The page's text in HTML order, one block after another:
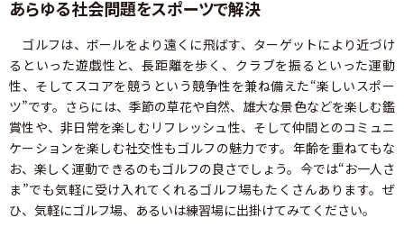
あらゆる社会問題をスポーツで解決
ゴルフは、ボールをより遠くに飛ばす、ターゲットにより近づけ
るといった遊戯性と、長距離を歩く、クラブを振るといった運動
性、そしてスコアを競うという競争性を兼ね備えた“楽しいスポー
ツ”です。さらには、季節の草花や自然、雄大な景色などを楽しむ鑑
賞性や、非日常を楽しむリフレッシュ性、そして仲間とのコミュニ
ケーションを楽しむ社交性もゴルフの魅力です。年齢を重ねてもな
お、楽しく運動できるのもゴルフの良さでしょう。今では“お一人さ
ま”でも気軽に受け入れてくれるゴルフ場もたくさんあります。ぜ
ひ、気軽にゴルフ場、あるいは練習場に出掛けてみてください。